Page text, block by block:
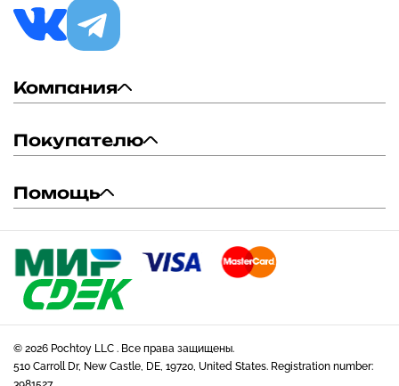
Компания
Покупателю
Помощь
© 2026 Pochtoy LLC . Все права защищены.
510 Carroll Dr, New Castle, DE, 19720, United States. Registration number: